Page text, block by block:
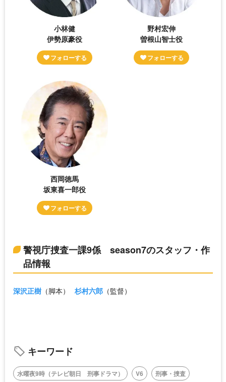
小林健
伊勢原豪役
野村宏伸
曽根山智士役
西岡徳馬
坂東喜一郎役
警視庁捜査一課9係 season7のスタッフ・作
品情報
深沢正樹 （脚本） 杉村六郎 （監督）
キーワード
水曜夜9時（テレビ朝日 刑事ドラマ） V6
刑事・捜査